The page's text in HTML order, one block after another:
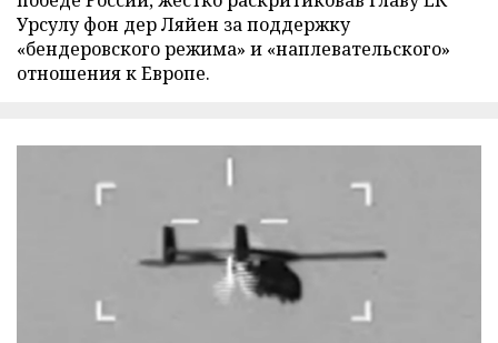
Урсулу фон дер Ляйен за поддержку
«бендеровского режима» и «наплевательского»
отношения к Европе.